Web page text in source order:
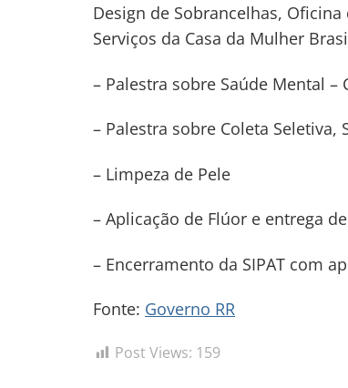
Design de Sobrancelhas,
Serviços da Casa da Mulher
– Palestra sobre Saúde Mental
– Palestra sobre Coleta
– Limpeza de Pele
– Aplicação de Flúor e entrega
– Encerramento da SIPAT com
Fonte: Governo RR
Post Views: 159